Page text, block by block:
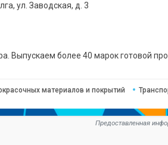
ул. Заводская, д. 3
Выпускаем более 40 марок готовой
материалов и покрытий
Предоставленная